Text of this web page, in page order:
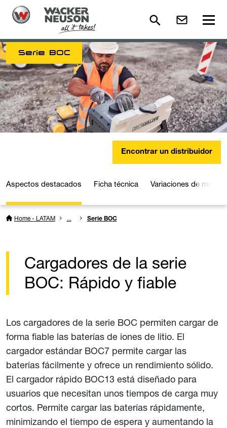
Serie BOC
Encontrar un distribuidor
Aspectos destacados Ficha técnica Variaciones de modelo
Home - LATAM ... Serie BOC
Cargadores de la serie
BOC: Rápido y fiable
Los cargadores de la serie BOC permiten cargar de
forma fiable las baterías de iones de litio. El
cargador estándar BOC7 permite cargar las
baterías fácilmente y ofrece un rendimiento sólido.
El cargador rápido BOC13 está diseñado para
usuarios que necesitan unos tiempos de carga muy
cortos. Permite cargar las baterías rápidamente,
minimizando el tiempo de espera y aumentando la